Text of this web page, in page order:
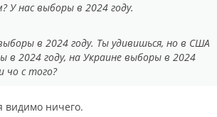
У нас выборы в 2024 году.
в 2024 году. Ты удивишься, но в США
в 2024 году, на Украине выборы в 2024
чо с того?
видимо ничего.